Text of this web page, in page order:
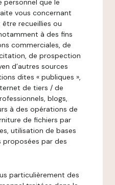
personnel que le
vous concernant
recueillies ou
à des fins
commerciales, de
de prospection
d’autres sources
dites « publiques »,
de tiers / de
blogs,
à des opérations de
de fichiers par
utilisation de bases
proposées par des
particulièrement des